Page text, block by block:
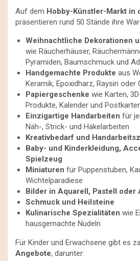
Auf dem Hobby-Künstler-Markt in
präsentieren rund 50 Stände ihre
Weihnachtliche Dekorationen
wie Räucherhäuser,
Pyramiden, Baumschmuck und
Handgemachte Produkte aus
Keramik, Epoxidharz, Raysin oder
Papiergeschenke wie Karten,
Produkte, Kalender und
Einzigartige Handarbeiten für
Näh-, Strick- und Häkelarbeiten
Kreativbedarf und
Baby- und Kinderkleidung,
Spielzeug
Miniaturen für Puppenstuben,
Wichtelparadiese
Bilder in Aquarell, Pastell oder
Schmuck und Heilsteine
Kulinarische Spezialitäten wie
hausgemachte Nudeln
Für Kinder und Erwachsene gibt es
Angebote, darunter: